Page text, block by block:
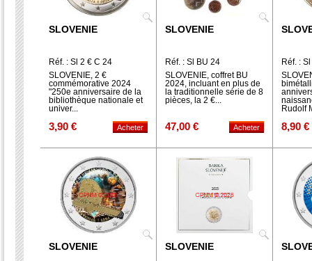
SLOVENIE
Réf. : Sl 2 € C 24
SLOVENIE, 2 €
commémorative 2024
"250e anniversaire de la
bibliothèque nationale et
univer...
3,90 €
SLOVENIE
Réf. : Sl BU 24
SLOVENIE, coffret BU
2024, incluant en plus de
la traditionnelle série de 8
pièces, la 2 €...
47,00 €
Réf. :
Rudolf
8,90 €
SLOVENIE SLOVENIE